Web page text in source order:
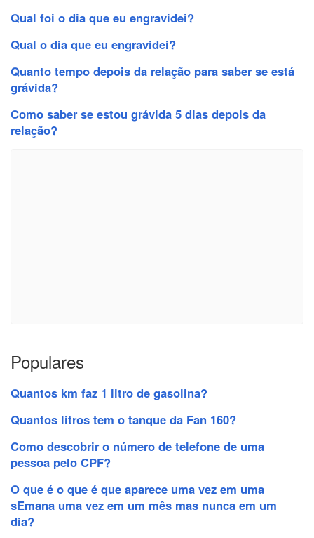
Qual foi o dia que eu engravidei?
Qual o dia que eu engravidei?
Quanto tempo depois da relação para saber se está
grávida?
Como saber se estou grávida 5 dias depois da
relação?
Populares
Quantos km faz 1 litro de gasolina?
Quantos litros tem o tanque da Fan 160?
Como descobrir o número de telefone de uma
pessoa pelo CPF?
O que é o que é que aparece uma vez em uma
sEmana uma vez em um mês mas nunca em um
dia?